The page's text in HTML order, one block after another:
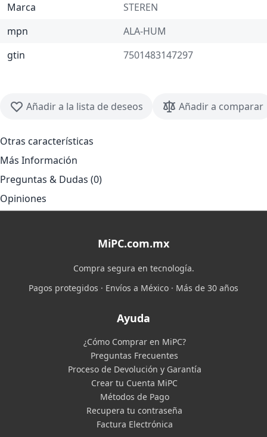
Marca
STEREN
mpn
ALA-HUM
gtin
7501483147297
Añadir a la lista de deseos Añadir a comparar
Otras características
Más Información
Preguntas & Dudas (0)
Opiniones
MiPC.com.mx
Compra segura en tecnología.
Pagos protegidos · Envíos a México · Más de 30 años
Ayuda
¿Cómo Comprar en MiPC?
Preguntas Frecuentes
Proceso de Devolución y Garantía
Crear tu Cuenta MiPC
Métodos de Pago
Recupera tu contraseña
Factura Electrónica